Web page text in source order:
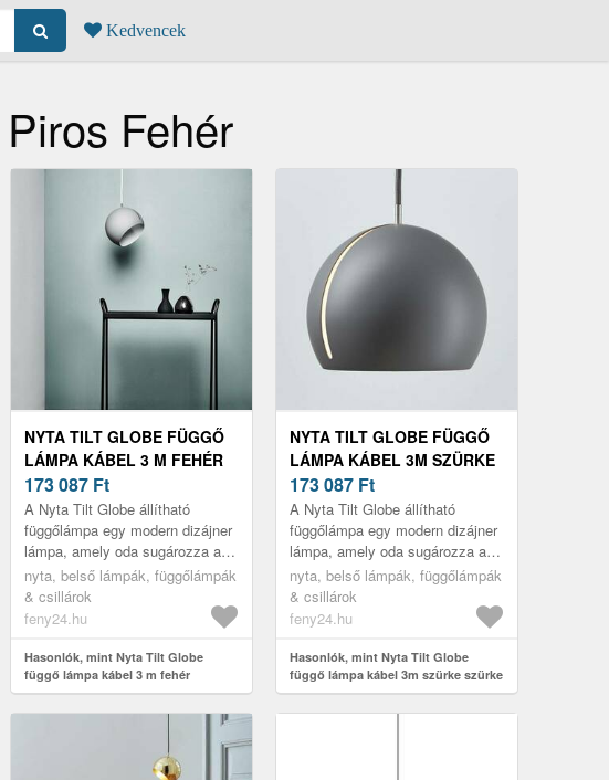
Kedvencek
Fehér
NYTA TILT GLOBE FÜGGŐ
LÁMPA KÁBEL 3 M FEHÉR
173 087 Ft
A Nyta Tilt Globe állítható
függőlámpa egy modern dizájner
lámpa, amely oda sugározza a
fényt, ahová szeretné. Ezt az
alumíniumból készült árnyékol...
nyta, belső lámpák, függőlámpák
& csillárok
feny24.hu
Hasonlók, mint Nyta Tilt Globe
függő lámpa kábel 3 m fehér
NYTA TILT GLOBE FÜGGŐ
LÁMPA KÁBEL 3M SZÜRKE
SZÜRKE
173 087 Ft
A Nyta Tilt Globe állítható
függőlámpa egy modern dizájner
lámpa, amely oda sugározza a
fényt, ahová szeretné. Ezt az
alumíniumból készült árnyékol...
nyta, belső lámpák, függőlámpák
& csillárok
feny24.hu
Hasonlók, mint Nyta Tilt Globe
függő lámpa kábel 3m szürke szürke